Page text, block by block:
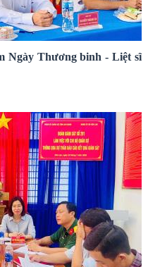
Ngày Thương binh - Liệt sĩ